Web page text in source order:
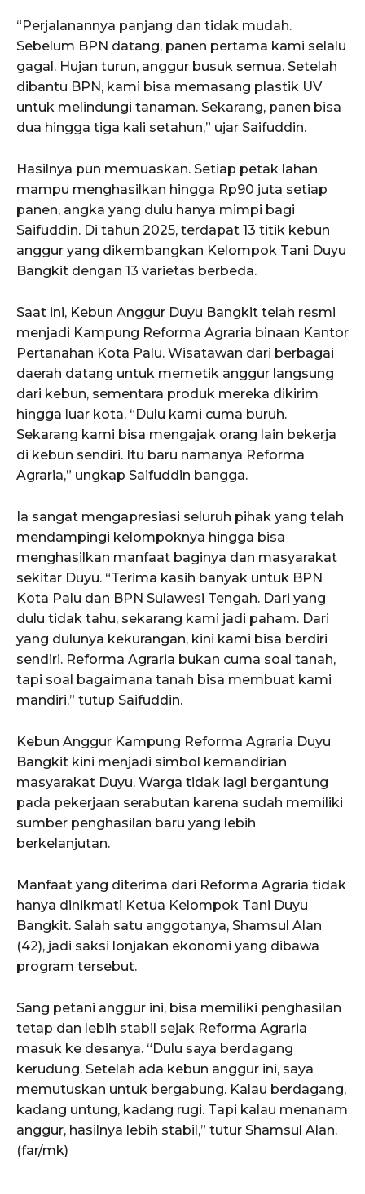
“Perjalanannya panjang dan tidak mudah.
Sebelum BPN datang, panen pertama kami selalu
gagal. Hujan turun, anggur busuk semua. Setelah
dibantu BPN, kami bisa memasang plastik UV
untuk melindungi tanaman. Sekarang, panen bisa
dua hingga tiga kali setahun,” ujar Saifuddin.
Hasilnya pun memuaskan. Setiap petak lahan
mampu menghasilkan hingga Rp90 juta setiap
panen, angka yang dulu hanya mimpi bagi
Saifuddin. Di tahun 2025, terdapat 13 titik kebun
anggur yang dikembangkan Kelompok Tani Duyu
Bangkit dengan 13 varietas berbeda.
Saat ini, Kebun Anggur Duyu Bangkit telah resmi
menjadi Kampung Reforma Agraria binaan Kantor
Pertanahan Kota Palu. Wisatawan dari berbagai
daerah datang untuk memetik anggur langsung
dari kebun, sementara produk mereka dikirim
hingga luar kota. “Dulu kami cuma buruh.
Sekarang kami bisa mengajak orang lain bekerja
di kebun sendiri. Itu baru namanya Reforma
Agraria,” ungkap Saifuddin bangga.
Ia sangat mengapresiasi seluruh pihak yang telah
mendampingi kelompoknya hingga bisa
menghasilkan manfaat baginya dan masyarakat
sekitar Duyu. “Terima kasih banyak untuk BPN
Kota Palu dan BPN Sulawesi Tengah. Dari yang
dulu tidak tahu, sekarang kami jadi paham. Dari
yang dulunya kekurangan, kini kami bisa berdiri
sendiri. Reforma Agraria bukan cuma soal tanah,
tapi soal bagaimana tanah bisa membuat kami
mandiri,” tutup Saifuddin.
Kebun Anggur Kampung Reforma Agraria Duyu
Bangkit kini menjadi simbol kemandirian
masyarakat Duyu. Warga tidak lagi bergantung
pada pekerjaan serabutan karena sudah memiliki
sumber penghasilan baru yang lebih
berkelanjutan.
Manfaat yang diterima dari Reforma Agraria tidak
hanya dinikmati Ketua Kelompok Tani Duyu
Bangkit. Salah satu anggotanya, Shamsul Alan
(42), jadi saksi lonjakan ekonomi yang dibawa
program tersebut.
Sang petani anggur ini, bisa memiliki penghasilan
tetap dan lebih stabil sejak Reforma Agraria
masuk ke desanya. “Dulu saya berdagang
kerudung. Setelah ada kebun anggur ini, saya
memutuskan untuk bergabung. Kalau berdagang,
kadang untung, kadang rugi. Tapi kalau menanam
anggur, hasilnya lebih stabil,” tutur Shamsul Alan.
(far/mk)